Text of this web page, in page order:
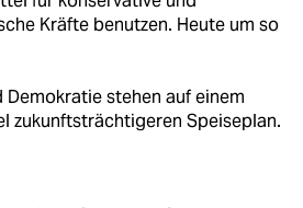
Kräfte benutzen. Heute um so
Demokratie stehen auf einem
zukunftsträchtigeren Speiseplan.